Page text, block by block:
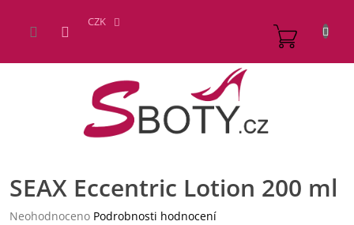
obsah
CZK
SEAX Eccentric Lotion 200 ml
Průměrné
Neohodnoceno Podrobnosti hodnocení